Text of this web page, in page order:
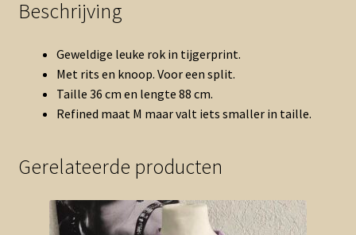
Beschrijving
Geweldige leuke rok in tijgerprint.
Met rits en knoop. Voor een split.
Taille 36 cm en lengte 88 cm.
Refined maat M maar valt iets smaller in taille.
Gerelateerde producten